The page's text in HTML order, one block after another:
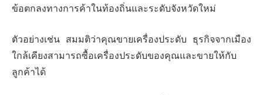
ข้อตกลงทางการค้าในท้องถิ่นและระดับจังหวัดใหม่
ตัวอย่างเช่น สมมติว่าคุณขายเครื่องประดับ ธุรกิจจากเมือง
ใกล้เคียงสามารถซื้อเครื่องประดับของคุณและขายให้กับ
ลูกค้าได้